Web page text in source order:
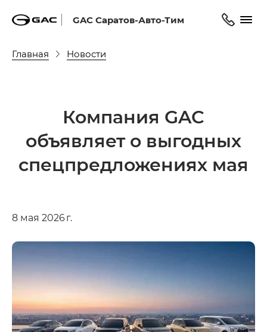
GAC Саратов-Авто-Тим
Главная Новости
Компания GAC
объявляет о выгодных
спецпредложениях мая
8 мая 2026 г.